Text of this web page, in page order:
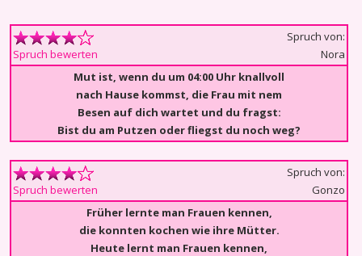
Spruch bewerten
Spruch von:
Nora
Mut ist, wenn du um 04:00 Uhr knallvoll
nach Hause kommst, die Frau mit nem
Besen auf dich wartet und du fragst:
Bist du am Putzen oder fliegst du noch weg?
Spruch bewerten
Spruch von:
Gonzo
Früher lernte man Frauen kennen,
die konnten kochen wie ihre Mütter.
Heute lernt man Frauen kennen,